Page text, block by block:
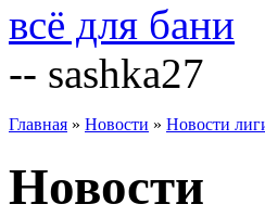
всё для бани
-- sashka27
Главная » Новости » Новости
Новости